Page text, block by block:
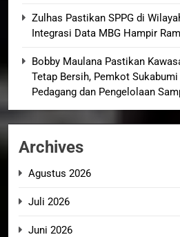
Zulhas Pastikan SPPG di
Integrasi Data MBG Hampir
Bobby Maulana Pastikan
Tetap Bersih, Pemkot
Pedagang dan Pengelolaan
Archives
Agustus 2026
Juli 2026
Juni 2026